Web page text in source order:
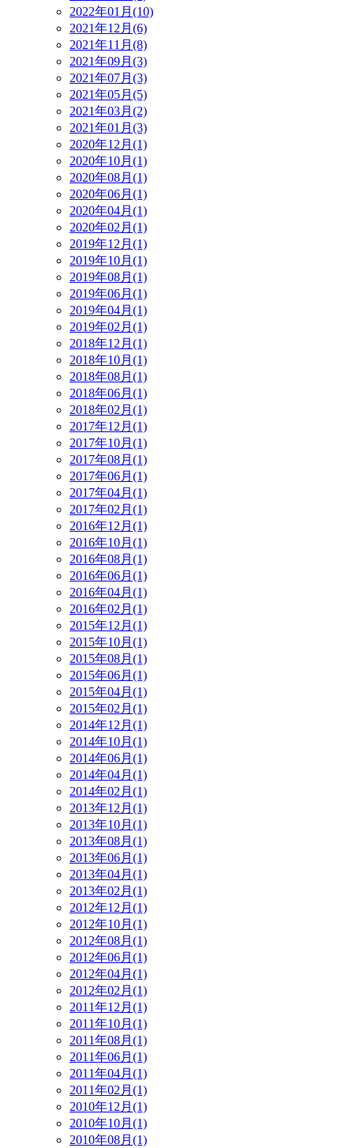
2022年01月(10)
2021年12月(6)
2021年11月(8)
2021年09月(3)
2021年07月(3)
2021年05月(5)
2021年03月(2)
2021年01月(3)
2020年12月(1)
2020年10月(1)
2020年08月(1)
2020年06月(1)
2020年04月(1)
2020年02月(1)
2019年12月(1)
2019年10月(1)
2019年08月(1)
2019年06月(1)
2019年04月(1)
2019年02月(1)
2018年12月(1)
2018年10月(1)
2018年08月(1)
2018年06月(1)
2018年02月(1)
2017年12月(1)
2017年10月(1)
2017年08月(1)
2017年06月(1)
2017年04月(1)
2017年02月(1)
2016年12月(1)
2016年10月(1)
2016年08月(1)
2016年06月(1)
2016年04月(1)
2016年02月(1)
2015年12月(1)
2015年10月(1)
2015年08月(1)
2015年06月(1)
2015年04月(1)
2015年02月(1)
2014年12月(1)
2014年10月(1)
2014年06月(1)
2014年04月(1)
2014年02月(1)
2013年12月(1)
2013年10月(1)
2013年08月(1)
2013年06月(1)
2013年04月(1)
2013年02月(1)
2012年12月(1)
2012年10月(1)
2012年08月(1)
2012年06月(1)
2012年04月(1)
2012年02月(1)
2011年12月(1)
2011年10月(1)
2011年08月(1)
2011年06月(1)
2011年04月(1)
2011年02月(1)
2010年12月(1)
2010年10月(1)
2010年08月(1)